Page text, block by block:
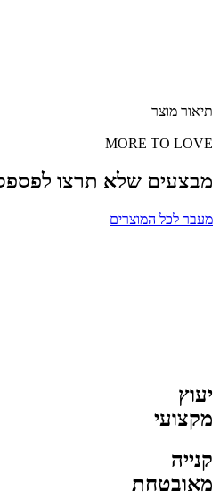
תיאור מוצר
MORE TO LOVE
מבצעים שלא תרצו לפספס
מעבר לכל המוצרים
יעוץ
מקצועי
קנייה
מאובטחת